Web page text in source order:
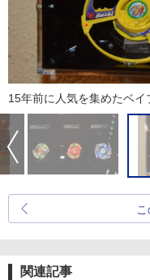
15年前に人気を集めたベイ
関連記事